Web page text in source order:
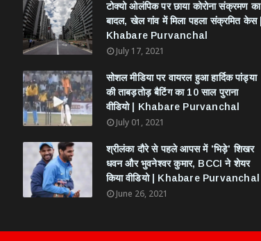
टोक्यो ओलंपिक पर छाया कोरोना संक्रमण का
बादल, खेल गांव में मिला पहला संक्रमित केस |
Khabare Purvanchal
July 17, 2021
सोशल मीडिया पर वायरल हुआ हार्दिक पांड्या
की ताबड़तोड़ बैटिंग का 10 साल पुराना
वीडियो | Khabare Purvanchal
July 01, 2021
श्रीलंका दौरे से पहले आपस में 'भिड़े' शिखर
धवन और भुवनेश्वर कुमार, BCCI ने शेयर
किया वीडियो | Khabare Purvanchal
June 26, 2021